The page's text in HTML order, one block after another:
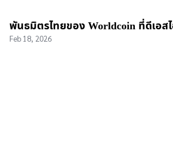
พันธมิตรไทยของ Worldcoin ที่ดีเอส
Feb 18, 2026